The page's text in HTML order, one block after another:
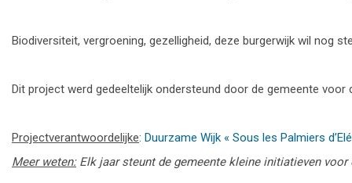
Biodiversiteit, vergroening, gezelligheid, deze burgerwijk wil nog
Dit project werd gedeeltelijk ondersteund door de gemeente voor
Projectverantwoordelijke: Duurzame Wijk « Sous les Palmiers
Meer weten:Elk jaar steunt de gemeente kleine initiatieven